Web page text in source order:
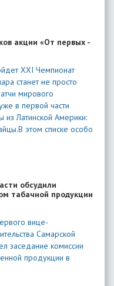
акции «От первых -
XXI Чемпионат
станет не просто
мирового
в первой части
из Латинской Америки:
этом списке особо
обсудили
табачной продукции
вице-
Самарской
заседание комиссии
продукции в